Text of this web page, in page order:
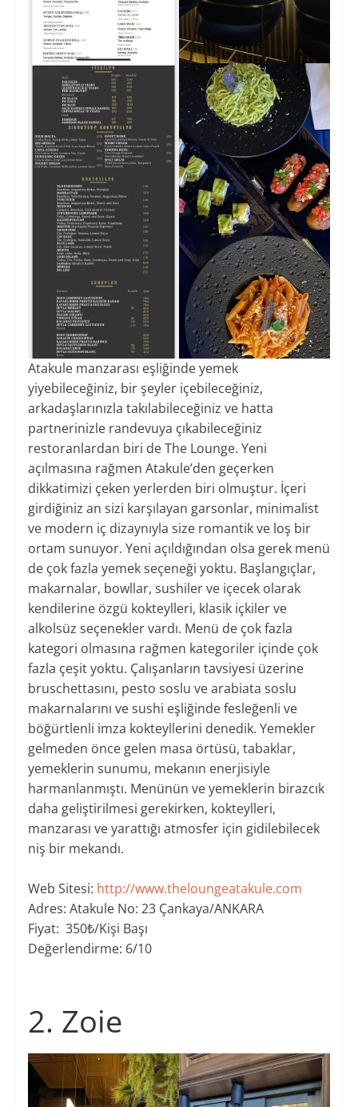
Atakule manzarası eşliğinde yemek
yiyebileceğiniz, bir şeyler içebileceğiniz,
arkadaşlarınızla takılabileceğiniz ve hatta
partnerinizle randevuya çıkabileceğiniz
restoranlardan biri de The Lounge. Yeni
açılmasına rağmen Atakule’den geçerken
dikkatimizi çeken yerlerden biri olmuştur. İçeri
girdiğiniz an sizi karşılayan garsonlar, minimalist
ve modern iç dizaynıyla size romantik ve loş bir
ortam sunuyor. Yeni açıldığından olsa gerek menü
de çok fazla yemek seçeneği yoktu. Başlangıçlar,
makarnalar, bowllar, sushiler ve içecek olarak
kendilerine özgü kokteylleri, klasik içkiler ve
alkolsüz seçenekler vardı. Menü de çok fazla
kategori olmasına rağmen kategoriler içinde çok
fazla çeşit yoktu. Çalışanların tavsiyesi üzerine
bruschettasını, pesto soslu ve arabiata soslu
makarnalarını ve sushi eşliğinde fesleğenli ve
böğürtlenli imza kokteyllerini denedik. Yemekler
gelmeden önce gelen masa örtüsü, tabaklar,
yemeklerin sunumu, mekanın enerjisiyle
harmanlanmıştı. Menünün ve yemeklerin birazcık
daha geliştirilmesi gerekirken, kokteylleri,
manzarası ve yarattığı atmosfer için gidilebilecek
niş bir mekandı.
Web Sitesi: http://www.theloungeatakule.com
Adres: Atakule No: 23 Çankaya/ANKARA
Fiyat: 350₺/Kişi Başı
Değerlendirme: 6/10
2. ​Zoie